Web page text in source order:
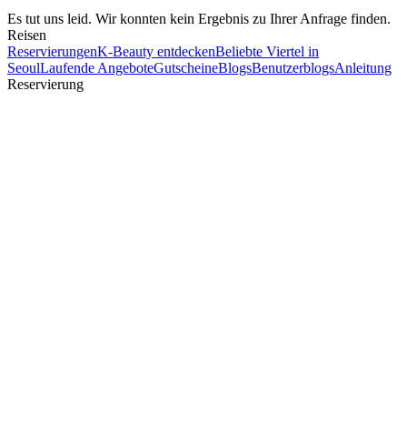
Es tut uns leid. Wir konnten kein Ergebnis zu Ihrer Anfrage finden.
Reisen
ReservierungenK-Beauty entdeckenBeliebte Viertel in
SeoulLaufende AngeboteGutscheineBlogsBenutzerblogsAnleitung
Reservierung